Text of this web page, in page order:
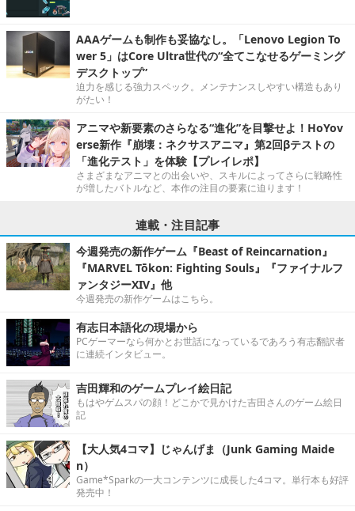
AAAゲームも制作も妥協なし。「Lenovo Legion To
wer 5」はCore Ultra世代の“全てこなせるゲーミング
デスクトップ”
迫力を感じる強力スペック。メンテナンスしやすい構造もあり
がたい！
アニマや新要素のさらなる“進化”を目撃せよ！HoYov
erse新作『崩壊：ネクサスアニマ』第2回βテストの
「進化テスト」を体験【プレイレポ】
さまざまなアニマとの出会いや、スキルによってさらに戦略性
が増したバトルなど、本作の注目の要素に迫ります！
連載・注目記事
今週発売の新作ゲーム『Beast of Reincarnation』
『MARVEL Tōkon: Fighting Souls』『ファイナルフ
ァンタジーXIV』他
今週発売の新作ゲームはこちら。
有志日本語化の現場から
PCゲーマーなら何かとお世話になっているであろう有志翻訳者
に連続インタビュー。
吉田輝和のゲームプレイ絵日記
もはやゲムスパの顔！どこかで見かけた吉田さんのゲーム絵日
記
【大人気4コマ】じゃんげま（Junk Gaming Maide
n）
Game*Sparkの一大コンテンツに成長した4コマ。単行本も好評
発売中！